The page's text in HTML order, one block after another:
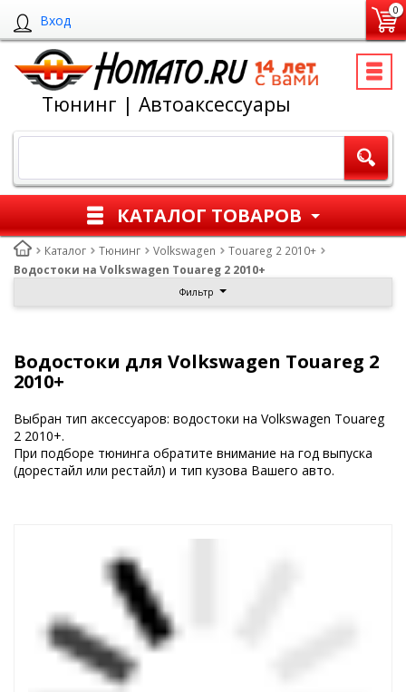
Вход
0
Тюнинг | Автоаксессуары
КАТАЛОГ ТОВАРОВ
Каталог Тюнинг Volkswagen
Touareg 2 2010+
Водостоки на Volkswagen Touareg 2 2010+
Фильтр
Водостоки для Volkswagen Touareg 2
2010+
Выбран тип аксессуаров: водостоки на Volkswagen Touareg
2 2010+.
При подборе тюнинга обратите внимание на год выпуска
(дорестайл или рестайл) и тип кузова Вашего авто.